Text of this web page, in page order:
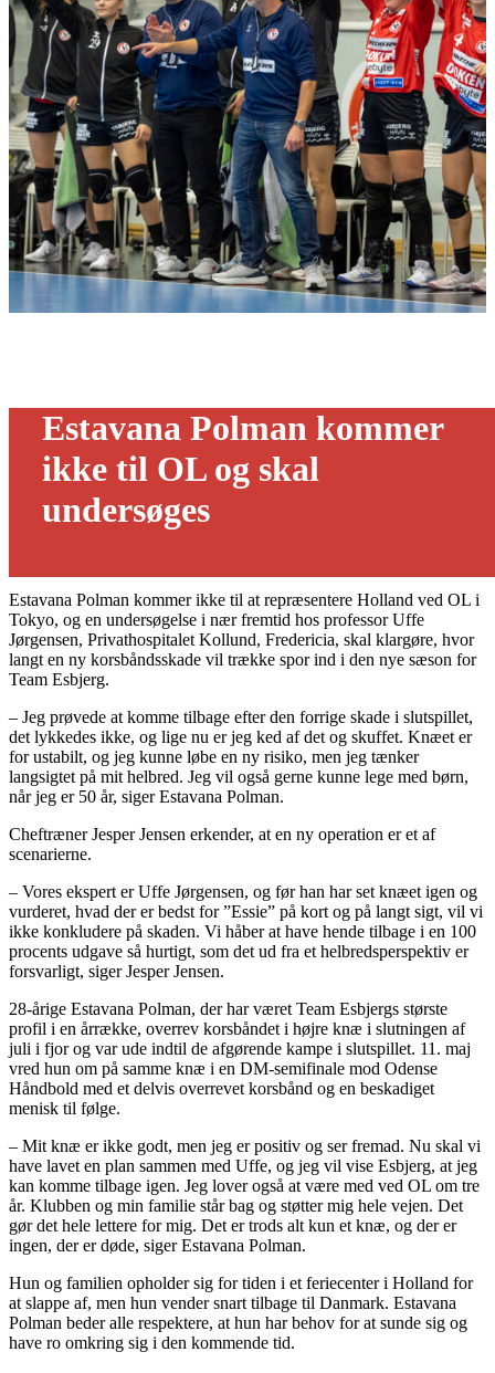
Estavana Polman kommer
ikke til OL og skal
undersøges
Estavana Polman kommer ikke til at repræsentere Holland ved OL i
Tokyo, og en undersøgelse i nær fremtid hos professor Uffe
Jørgensen, Privathospitalet Kollund, Fredericia, skal klargøre, hvor
langt en ny korsbåndsskade vil trække spor ind i den nye sæson for
Team Esbjerg.
– Jeg prøvede at komme tilbage efter den forrige skade i slutspillet,
det lykkedes ikke, og lige nu er jeg ked af det og skuffet. Knæet er
for ustabilt, og jeg kunne løbe en ny risiko, men jeg tænker
langsigtet på mit helbred. Jeg vil også gerne kunne lege med børn,
når jeg er 50 år, siger Estavana Polman.
Cheftræner Jesper Jensen erkender, at en ny operation er et af
scenarierne.
– Vores ekspert er Uffe Jørgensen, og før han har set knæet igen og
vurderet, hvad der er bedst for ”Essie” på kort og på langt sigt, vil vi
ikke konkludere på skaden. Vi håber at have hende tilbage i en 100
procents udgave så hurtigt, som det ud fra et helbredsperspektiv er
forsvarligt, siger Jesper Jensen.
28-årige Estavana Polman, der har været Team Esbjergs største
profil i en årrække, overrev korsbåndet i højre knæ i slutningen af
juli i fjor og var ude indtil de afgørende kampe i slutspillet. 11. maj
vred hun om på samme knæ i en DM-semifinale mod Odense
Håndbold med et delvis overrevet korsbånd og en beskadiget
menisk til følge.
– Mit knæ er ikke godt, men jeg er positiv og ser fremad. Nu skal vi
have lavet en plan sammen med Uffe, og jeg vil vise Esbjerg, at jeg
kan komme tilbage igen. Jeg lover også at være med ved OL om tre
år. Klubben og min familie står bag og støtter mig hele vejen. Det
gør det hele lettere for mig. Det er trods alt kun et knæ, og der er
ingen, der er døde, siger Estavana Polman.
Hun og familien opholder sig for tiden i et feriecenter i Holland for
at slappe af, men hun vender snart tilbage til Danmark. Estavana
Polman beder alle respektere, at hun har behov for at sunde sig og
have ro omkring sig i den kommende tid.